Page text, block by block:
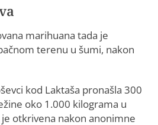
marihuana tada je
terenu u šumi, nakon
kod Laktaša pronašla 300
oko 1.000 kilograma u
otkrivena nakon anonimne